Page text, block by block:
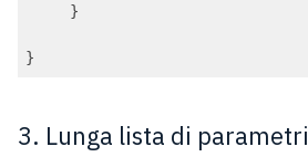
     }
3. Lunga lista di parametri